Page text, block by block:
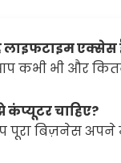
लाइफटाइम एक्सेस
कभी भी और
कंप्यूटर चाहिए?
पूरा बिज़नेस